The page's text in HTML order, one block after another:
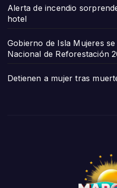
Alerta de incendio
hotel
Gobierno de Isla Mujeres
Nacional de Reforestación
Detienen a mujer tras